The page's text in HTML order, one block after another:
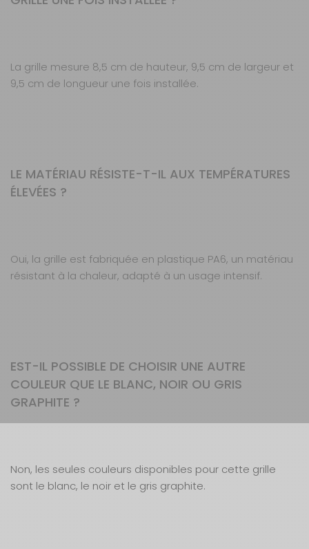
La grille mesure 8,5 cm de hauteur, 9,5 cm de largeur et
9,5 cm de longueur une fois installée.
LE MATÉRIAU RÉSISTE-T-IL AUX TEMPÉRATURES
ÉLEVÉES ?
Oui, la grille est fabriquée en plastique PA6, un matériau
résistant à la chaleur, adapté à un usage intensif.
EST-IL POSSIBLE DE CHOISIR UNE AUTRE
COULEUR QUE LE BLANC, NOIR OU GRIS
GRAPHITE ?
Non, les seules couleurs disponibles pour cette grille
sont le blanc, le noir et le gris graphite.